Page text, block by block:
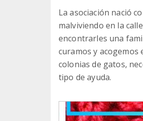
La asociación nació
malviviendo en la
encontrarles una
curamos y
colonias de gatos,